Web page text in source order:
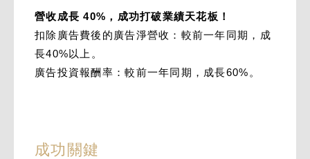
營收成長 40%，成功打破業績天花板！
扣除廣告費後的廣告淨營收：較前一年同期，成
長40%以上。
廣告投資報酬率：較前一年同期，成長60%。
成功關鍵